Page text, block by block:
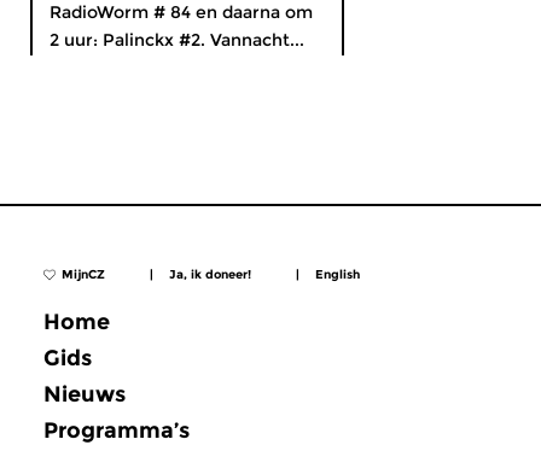
RadioWorm # 84 en daarna om
2 uur: Palinckx #2. Vannacht...
MijnCZ | Ja, ik doneer! | English
Home
Gids
Nieuws
Programma’s